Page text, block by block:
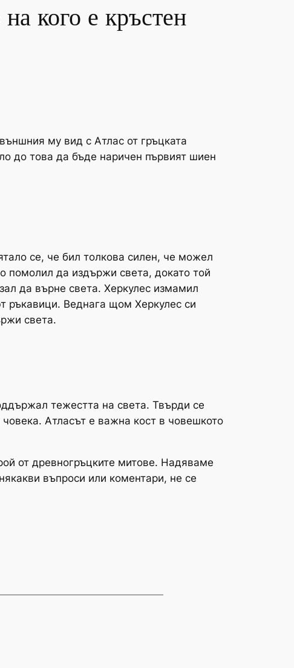
кого е кръстен
му вид с Атлас от гръцката
до това да бъде наричен първият шиен
се, че бил толкова силен, че можел
помолил да издържи света, докато той
да върне света. Херкулес измамил
ръкавици. Веднага щом Херкулес си
света.
тежестта на света. Твърди се
Атласът е важна кост в човешкото
от древногръцките митове. Надяваме
въпроси или коментари, не се